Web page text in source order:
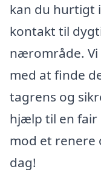
kan du hurtigt
kontakt til
nærområde.
med at finde
tagrens og
hjælp til en fair
mod et renere
dag!